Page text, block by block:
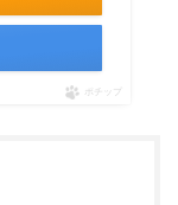
ポチップ